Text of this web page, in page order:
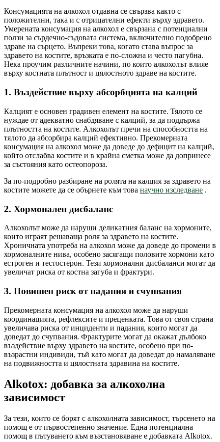
Консумацията на алкохол отдавна се свързва както с
положителни, така и с отрицателни ефекти върху здравето.
Умерената консумация на алкохол е свързана с потенциални
ползи за сърдечно-съдовата система, включително подобрено
здраве на сърцето. Въпреки това, когато става въпрос за
здравето на костите, връзката е по-сложна и често пагубна.
Нека проучим различните начини, по които алкохолът влияе
върху костната плътност и цялостното здраве на костите.
1. Въздействие върху абсорбцията на калций
Калцият е основен градивен елемент на костите. Тялото се
нуждае от адекватно снабдяване с калций, за да поддържа
плътността на костите. Алкохолът пречи на способността на
тялото да абсорбира калций ефективно. Прекомерната
консумация на алкохол може да доведе до дефицит на калций,
който отслабва костите и в крайна сметка може да допринесе
за състояния като остеопороза.
За по-подробно разбиране на ролята на калция за здравето на
костите можете да се обърнете към това научно изследване .
2. Хормонален дисбаланс
Алкохолът може да наруши деликатния баланс на хормоните,
които играят решаваща роля за здравето на костите.
Хроничната употреба на алкохол може да доведе до промени в
хормоналните нива, особено засягащи половите хормони като
естроген и тестостерон. Тези хормонални дисбаланси могат да
увеличат риска от костна загуба и фрактури.
3. Повишен риск от падания и счупвания
Прекомерната консумация на алкохол може да наруши
координацията, рефлексите и преценката. Това от своя страна
увеличава риска от инциденти и падания, които могат да
доведат до счупвания. Фрактурите могат да окажат дълбоко
въздействие върху здравето на костите, особено при по-
възрастни индивиди, тъй като могат да доведат до намаляване
на подвижността и цялостната здравина на костите.
Alkotox: добавка за алкохолна
зависимост
За тези, които се борят с алкохолната зависимост, търсенето на
помощ е от първостепенно значение. Една потенциална
помощ в пътуването към възстановяване е добавката Alkotox.